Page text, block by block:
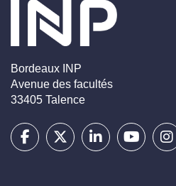
Bordeaux INP
Avenue des facultés
33405 Talence